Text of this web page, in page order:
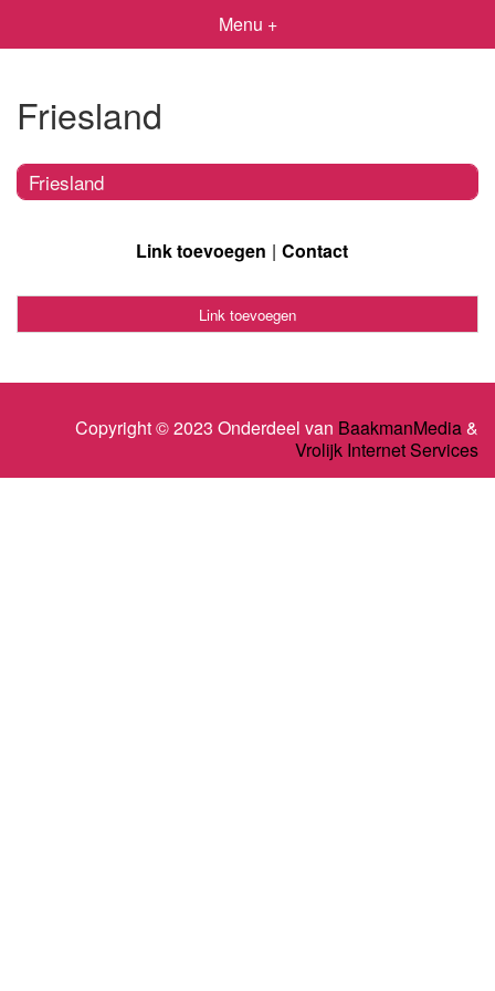
Menu +
Friesland
Friesland
Link toevoegen Contact
Link toevoegen
Copyright © 2023 Onderdeel van BaakmanMedia&
Vrolijk Internet Services